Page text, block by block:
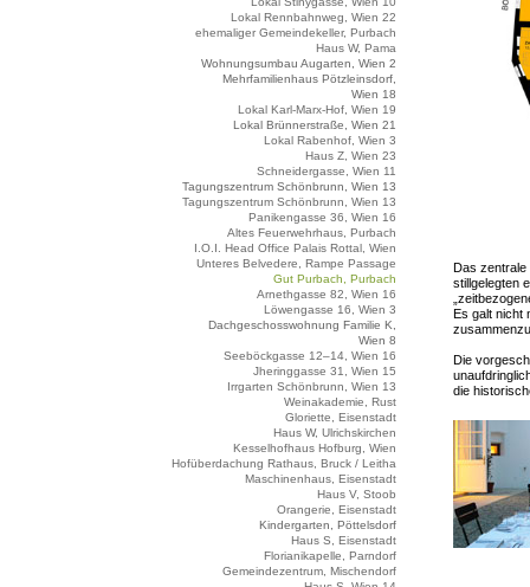
Lokal Rennbahnweg, Wien 22
ehemaliger Gemeindekeller, Purbach
Haus W, Pama
Wohnungsumbau Augarten, Wien 2
Mehrfamilienhaus Pötzleinsdorf,
Wien 18
Lokal Karl-Marx-Hof, Wien 19
Lokal Brünnerstraße, Wien 21
Lokal Rabenhof, Wien 3
Haus Z, Wien 23
Schneidergasse, Wien 11
Tagungszentrum Schönbrunn, Wien 13
Tagungszentrum Schönbrunn, Wien 13
Panikengasse 36, Wien 16
Altes Feuerwehrhaus, Purbach
I.O.I. Head Office Palais Rottal, Wien
Unteres Belvedere, Rampe Passage
Gut Purbach, Purbach
Arnethgasse 82, Wien 16
Löwengasse 16, Wien 3
Dachgeschosswohnung Familie K,
Wien 8
Seeböckgasse 12–14, Wien 16
Jheringgasse 31, Wien 15
Irrgarten Schönbrunn, Wien 13
Weinakademie, Rust
Gloriette, Eisenstadt
Haus W, Ulrichskirchen
Kesselhofhaus Hofburg, Wien
Hofüberdachung Rathaus, Bruck / Leitha
Maschinenhaus, Eisenstadt
Haus V, Stoob
Orangerie, Eisenstadt
Kindergarten, Pöttelsdorf
Haus S, Eisenstadt
Florianikapelle, Parndorf
Gemeindezentrum, Mischendorf
Das zentrale
stillgelegten
Es galt nicht
Die
die